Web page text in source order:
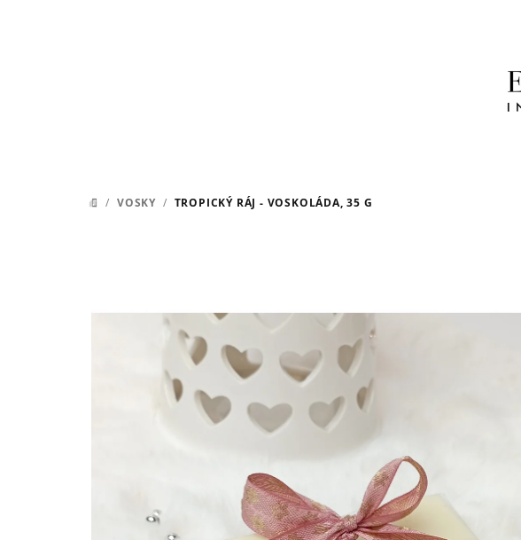
DOMŮ
/ VOSKY / TROPICKÝ RÁJ - VOSKOLÁDA, 35 G